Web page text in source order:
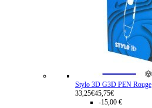
Stylo 3D G3D PEN Rouge
33,25€45,75€
-15,00 €